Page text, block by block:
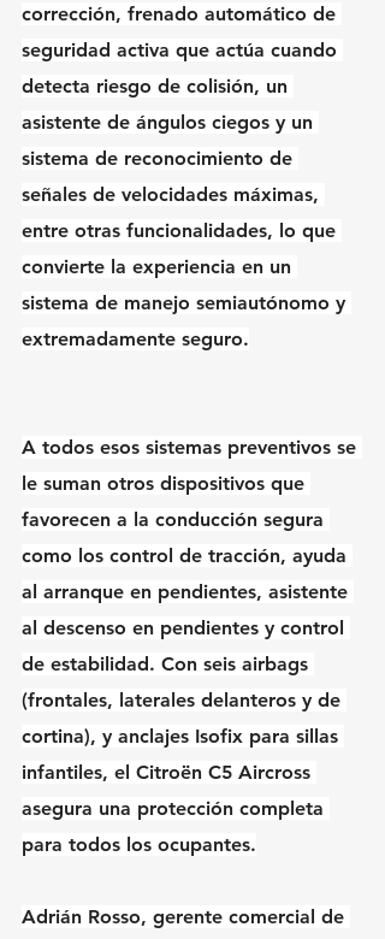
corrección, frenado automático de
seguridad activa que actúa cuando
detecta riesgo de colisión, un
asistente de ángulos ciegos y un
sistema de reconocimiento de
señales de velocidades máximas,
entre otras funcionalidades, lo que
convierte la experiencia en un
sistema de manejo semiautónomo y
extremadamente seguro.
A todos esos sistemas preventivos se
le suman otros dispositivos que
favorecen a la conducción segura
como los control de tracción, ayuda
al arranque en pendientes, asistente
al descenso en pendientes y control
de estabilidad. Con seis airbags
(frontales, laterales delanteros y de
cortina), y anclajes Isofix para sillas
infantiles, el Citroën C5 Aircross
asegura una protección completa
para todos los ocupantes.
Adrián Rosso, gerente comercial de